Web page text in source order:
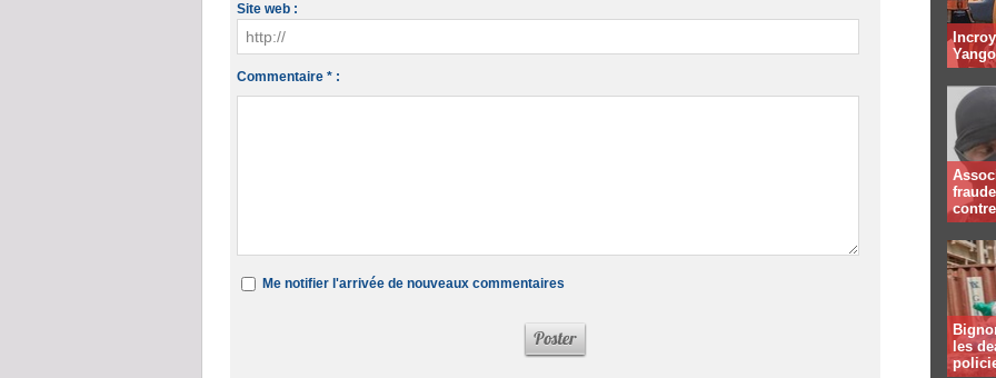
Site web :
Commentaire * :
Me notifier l'arrivée de nouveaux commentaires
les